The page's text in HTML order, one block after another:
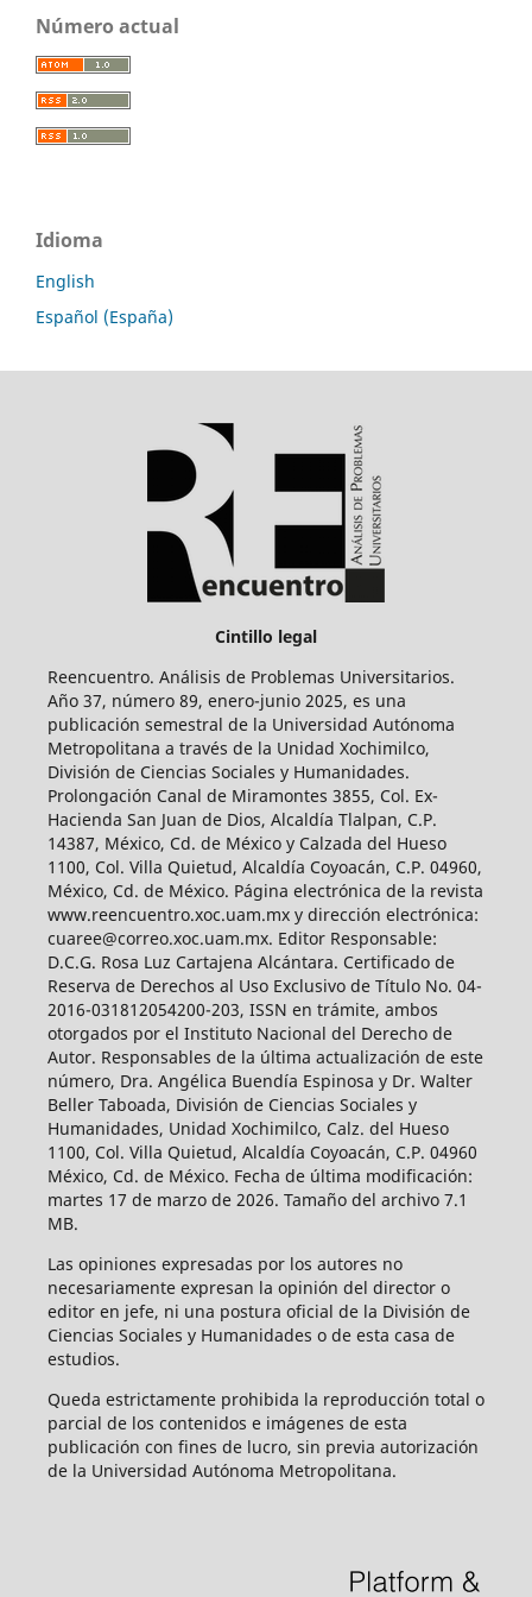
Número actual
Idioma
English
Español (España)
Cintillo legal
Reencuentro. Análisis de Problemas Universitarios.
Año 37, número 89, enero-junio 2025, es una
publicación semestral de la Universidad Autónoma
Metropolitana a través de la Unidad Xochimilco,
División de Ciencias Sociales y Humanidades.
Prolongación Canal de Miramontes 3855, Col. Ex-
Hacienda San Juan de Dios, Alcaldía Tlalpan, C.P.
14387, México, Cd. de México y Calzada del Hueso
1100, Col. Villa Quietud, Alcaldía Coyoacán, C.P. 04960,
México, Cd. de México. Página electrónica de la revista
www.reencuentro.xoc.uam.mx y dirección electrónica:
cuaree@correo.xoc.uam.mx. Editor Responsable:
D.C.G. Rosa Luz Cartajena Alcántara. Certificado de
Reserva de Derechos al Uso Exclusivo de Título No. 04-
2016-031812054200-203, ISSN en trámite, ambos
otorgados por el Instituto Nacional del Derecho de
Autor. Responsables de la última actualización de este
número, Dra. Angélica Buendía Espinosa y Dr. Walter
Beller Taboada, División de Ciencias Sociales y
Humanidades, Unidad Xochimilco, Calz. del Hueso
1100, Col. Villa Quietud, Alcaldía Coyoacán, C.P. 04960
México, Cd. de México. Fecha de última modificación:
martes 17 de marzo de 2026. Tamaño del archivo 7.1
MB.
Las opiniones expresadas por los autores no
necesariamente expresan la opinión del director o
editor en jefe, ni una postura oficial de la División de
Ciencias Sociales y Humanidades o de esta casa de
estudios.
Queda estrictamente prohibida la reproducción total o
parcial de los contenidos e imágenes de esta
publicación con fines de lucro, sin previa autorización
de la Universidad Autónoma Metropolitana.